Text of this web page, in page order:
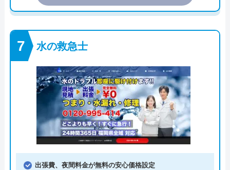
水の救急士
出張費、夜間料金が無料の安心価格設定